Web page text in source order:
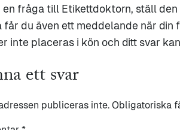
en fråga till Etikettdoktorn, ställ
får du även ett meddelande när
inte placeras i kön och ditt svar
ett svar
publiceras inte. Obligatoriska